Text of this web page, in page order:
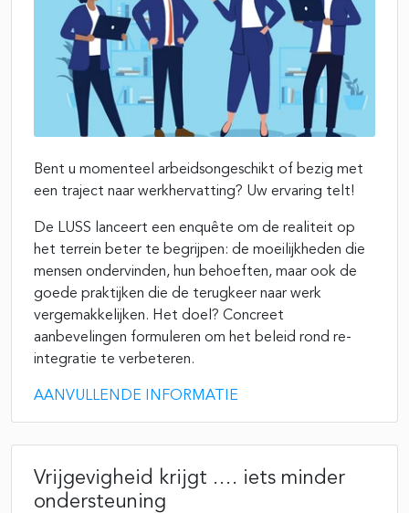
Bent u momenteel arbeidsongeschikt of bezig met
een traject naar werkhervatting? Uw ervaring telt!
De LUSS lanceert een enquête om de realiteit op
het terrein beter te begrijpen: de moeilijkheden die
mensen ondervinden, hun behoeften, maar ook de
goede praktijken die de terugkeer naar werk
vergemakkelijken. Het doel? Concreet
aanbevelingen formuleren om het beleid rond re-
integratie te verbeteren.
AANVULLENDE INFORMATIE
Vrijgevigheid krijgt …. iets minder
ondersteuning